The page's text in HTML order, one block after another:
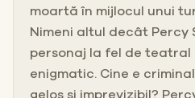
moartă în mijlocul unui
Nimeni altul decât Percy
personaj la fel de teatral
enigmatic. Cine e
gelos și imprevizibil?